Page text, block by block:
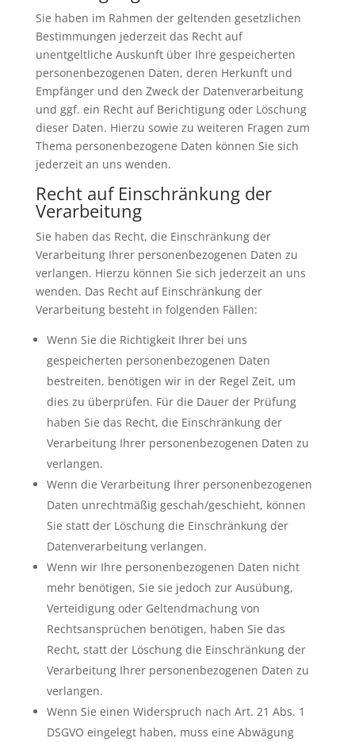
Sie haben im Rahmen der geltenden gesetzlichen
Bestimmungen jederzeit das Recht auf
unentgeltliche Auskunft über Ihre gespeicherten
personenbezogenen Daten, deren Herkunft und
Empfänger und den Zweck der Datenverarbeitung
und ggf. ein Recht auf Berichtigung oder Löschung
dieser Daten. Hierzu sowie zu weiteren Fragen zum
Thema personenbezogene Daten können Sie sich
jederzeit an uns wenden.
Recht auf Einschränkung der
Verarbeitung
Sie haben das Recht, die Einschränkung der
Verarbeitung Ihrer personenbezogenen Daten zu
verlangen. Hierzu können Sie sich jederzeit an uns
wenden. Das Recht auf Einschränkung der
Verarbeitung besteht in folgenden Fällen:
Wenn Sie die Richtigkeit Ihrer bei uns
gespeicherten personenbezogenen Daten
bestreiten, benötigen wir in der Regel Zeit, um
dies zu überprüfen. Für die Dauer der Prüfung
haben Sie das Recht, die Einschränkung der
Verarbeitung Ihrer personenbezogenen Daten zu
verlangen.
Wenn die Verarbeitung Ihrer personenbezogenen
Daten unrechtmäßig geschah/geschieht, können
Sie statt der Löschung die Einschränkung der
Datenverarbeitung verlangen.
Wenn wir Ihre personenbezogenen Daten nicht
mehr benötigen, Sie sie jedoch zur Ausübung,
Verteidigung oder Geltendmachung von
Rechtsansprüchen benötigen, haben Sie das
Recht, statt der Löschung die Einschränkung der
Verarbeitung Ihrer personenbezogenen Daten zu
verlangen.
Wenn Sie einen Widerspruch nach Art. 21 Abs. 1
DSGVO eingelegt haben, muss eine Abwägung